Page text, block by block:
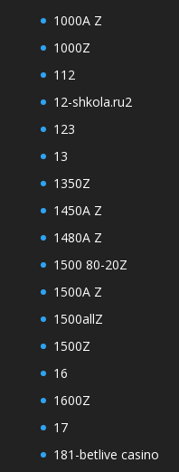
1000A Z
1000Z
112
12-shkola.ru2
123
13
1350Z
1450A Z
1480A Z
1500 80-20Z
1500A Z
1500allZ
1500Z
16
1600Z
17
181-betlive casino